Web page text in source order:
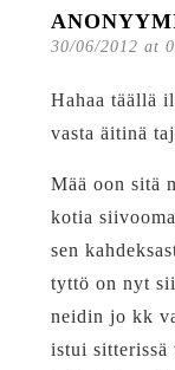
30/06/2012 at
Hahaa täällä
vasta äitinä
Mää oon sitä
kotia
sen
tyttö on nyt
neidin jo kk
istui sitterissä